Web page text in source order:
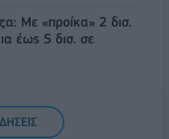
Με «προίκα» 2 δισ.
έως 5 δισ. σε
Πού βρίσκεται η
μετάβαση